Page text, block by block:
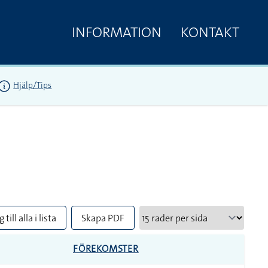
INFORMATION KONTAKT
Hjälp/Tips
till alla i lista Skapa PDF
FÖREKOMSTER